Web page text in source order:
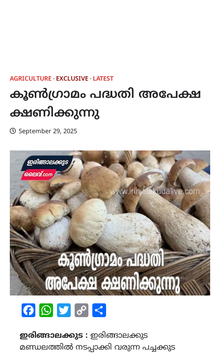
AGRICULTURE EXCLUSIVE LATEST
കൂൺഗ്രാമം പദ്ധതി അപേക്ഷ
ക്ഷണിക്കുന്നു
September 29, 2025
FacebookWhatsAppTwitterCopy
ഇരിങ്ങാലക്കുട : ഇരിങ്ങാലക്കുട
മണ്ഡലത്തിൽ നടപ്പാക്കി വരുന്ന പച്ചക്കുട